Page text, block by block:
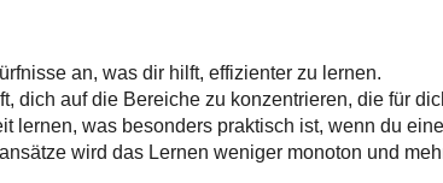
an, was dir hilft, effizienter zu lernen.
dich auf die Bereiche zu konzentrieren, die für
lernen, was besonders praktisch ist, wenn du
wird das Lernen weniger monoton und